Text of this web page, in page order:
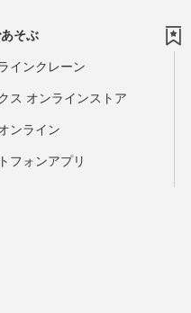
そぶ
インクレーン
ス オンラインストア
ンライン
フォンアプリ